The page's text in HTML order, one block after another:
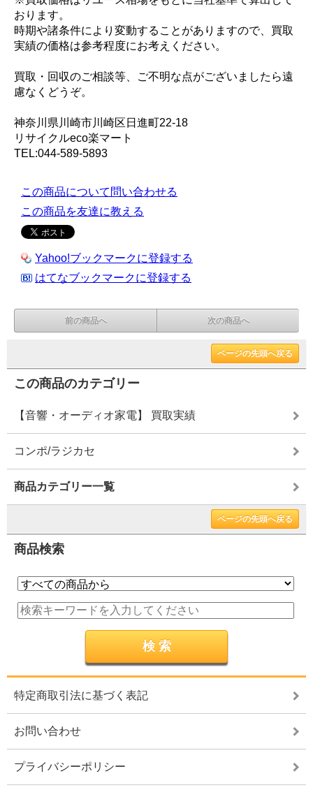
おります。
時期や諸条件により変動することがありますので、買取
実績の価格は参考程度にお考えください。
買取・回収のご相談等、ご不明な点がございましたら遠
慮なくどうぞ。
神奈川県川崎市川崎区日進町22-18
リサイクルeco楽マート
TEL:044-589-5893
この商品について問い合わせる
この商品を友達に教える
Yahoo!ブックマークに登録する
はてなブックマークに登録する
前の商品へ 次の商品へ
ページの先頭へ戻る
この商品のカテゴリー
【音響・オーディオ家電】 買取実績
コンポ/ラジカセ
商品カテゴリー一覧
ページの先頭へ戻る
商品検索
特定商取引法に基づく表記
お問い合わせ
プライバシーポリシー